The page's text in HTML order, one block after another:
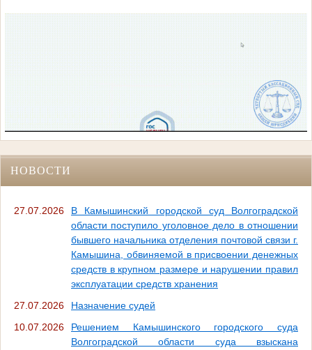
НОВОСТИ
27.07.2026
В Камышинский городской суд Волгоградской
области поступило уголовное дело в отношении
бывшего начальника отделения почтовой связи г.
Камышина, обвиняемой в присвоении денежных
средств в крупном размере и нарушении правил
эксплуатации средств хранения
27.07.2026
Назначение судей
10.07.2026
Решением Камышинского городского суда
Волгоградской области суда взыскана